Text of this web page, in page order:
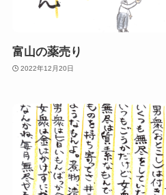
富山の薬売り
2022年12月20日